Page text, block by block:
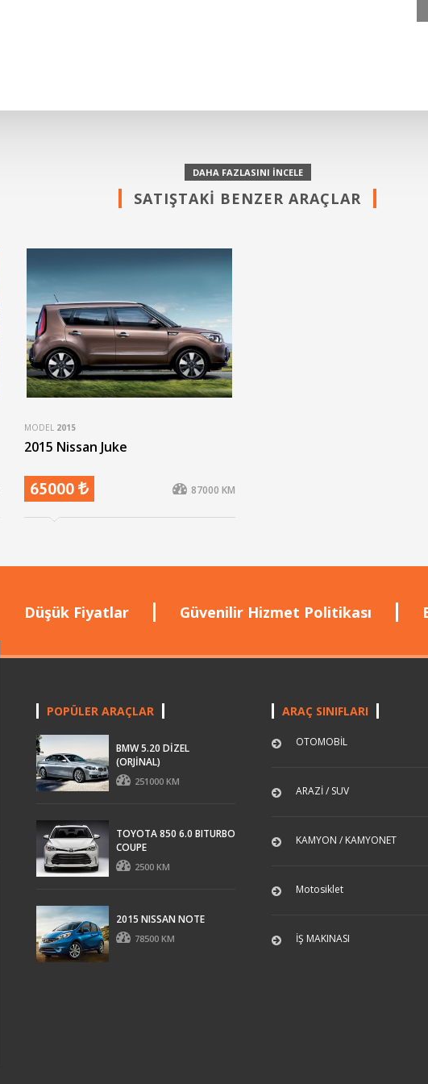
DAHA FAZLASINI İNCELE
SATIŞTAKİ BENZER ARAÇLAR
MODEL 2015
2015 Nissan Juke
65000 87000 KM
Düşük Fiyatlar Güvenilir Hizmet Politikası
POPÜLER ARAÇLAR
BMW 5.20 DİZEL
(ORJİNAL)
251000 KM
TOYOTA 850 6.0 BITURBO
COUPE
2500 KM
2015 NISSAN NOTE
78500 KM
ARAÇ SINIFLARI
OTOMOBİL
ARAZİ / SUV
KAMYON / KAMYONET
Motosiklet
İŞ MAKINASI